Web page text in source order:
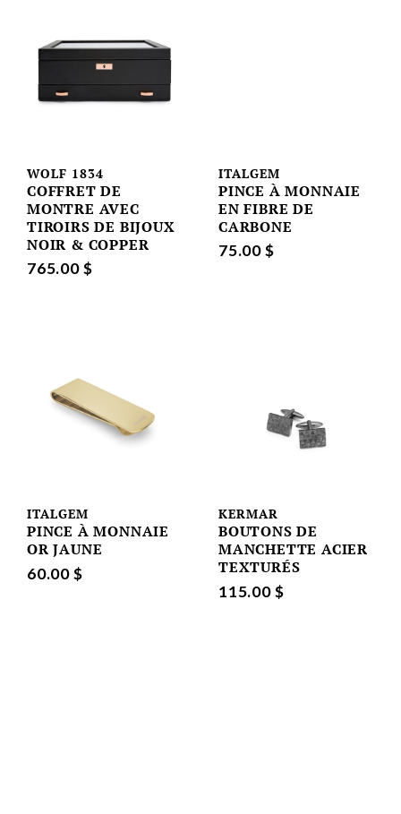
WOLF 1834
COFFRET DE
MONTRE AVEC
TIROIRS DE BIJOUX
NOIR & COPPER
765.00 $
ITALGEM
PINCE À MONNAIE
EN FIBRE DE
CARBONE
75.00 $
ITALGEM
PINCE À MONNAIE
OR JAUNE
60.00 $
KERMAR
BOUTONS DE
MANCHETTE ACIER
TEXTURÉS
115.00 $